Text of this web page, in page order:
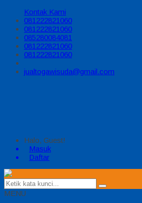
Kontak Kami
081222821060
081222821060
085280084081
081222821060
081222821060
jualtogawisuda@gmail.com
Halo, Guest!
Masuk
Daftar
MENU